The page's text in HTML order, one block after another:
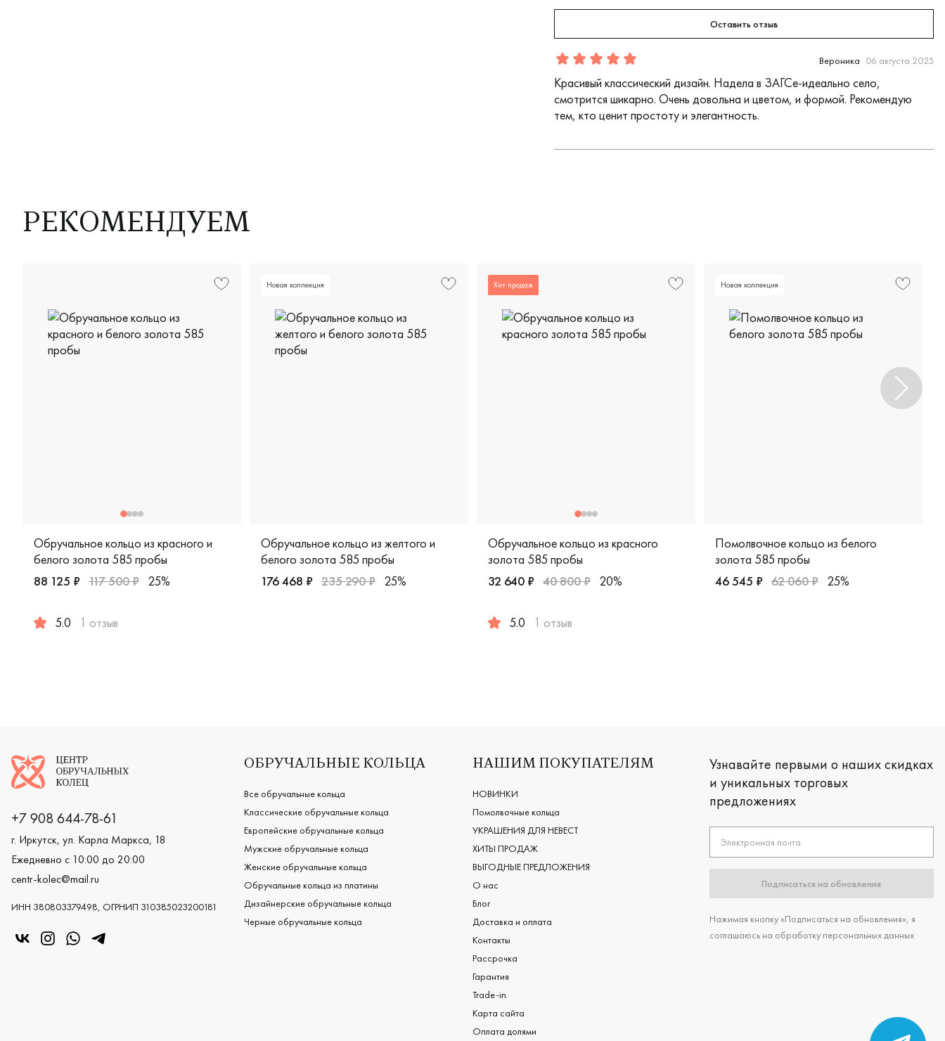
Оставить отзыв
Отзыв
1
5.0
5 Вероника 06 августа 2025
Красивый классический дизайн. Надела в ЗАГСе-идеально село,
смотрится шикарно. Очень довольна и цветом, и формой. Рекомендую
тем, кто ценит простоту и элегантность.
РЕКОМЕНДУЕМ
Обручальное кольцо из красного и
белого золота 585 пробы
88 125 ₽ 117 500 ₽ 25%
5.0 1 отзыв
Новая коллекция
Обручальное кольцо из желтого и
белого золота 585 пробы
Мужские, желтое и белое золото 585 пробы, дизайнерская, крт-к12-чбр/жб
176 468 ₽ 235 290 ₽ 25%
Хит продаж
Обручальное кольцо из красного
золота 585 пробы
32 640 ₽ 40 800 ₽ 20%
5.0 1 отзыв
Новая коллекция
Помолвочное кольцо из белого
золота 585 пробы
46 545 ₽ 62 060 ₽ 25%
Логотип компании
+7 908 644-78-61
г. Иркутск, ул. Карла Маркса, 18
Ежедневно с 10:00 до 20:00
centr-kolec@mail.ru
ИНН 380803379498, ОГРНИП 310385023200181
«Центр колец» в VK
«Центр колец» в Instagram
«Центр колец» в Whatsapp
«Центр колец» в Telegram
ОБРУЧАЛЬНЫЕ КОЛЬЦА
Все обручальные кольца
Классические обручальные кольца
Европейские обручальные кольца
Мужские обручальные кольца
Женские обручальные кольца
Обручальные кольца из платины
Дизайнерские обручальные кольца
Черные обручальные кольца
НАШИМ ПОКУПАТЕЛЯМ
НОВИНКИ
Помолвочные кольца
УКРАШЕНИЯ ДЛЯ НЕВЕСТ
ХИТЫ ПРОДАЖ
ВЫГОДНЫЕ ПРЕДЛОЖЕНИЯ
О нас
Блог
Доставка и оплата
Контакты
Рассрочка
Гарантия
Trade-in
Карта сайта
Оплата долями
Узнавайте первыми о наших скидках
и уникальных торговых
предложениях
Электронная почта
Подписаться на обновления
Нажимая кнопку «Подписаться на обновления», я
соглашаюсь на обработку персональных данных